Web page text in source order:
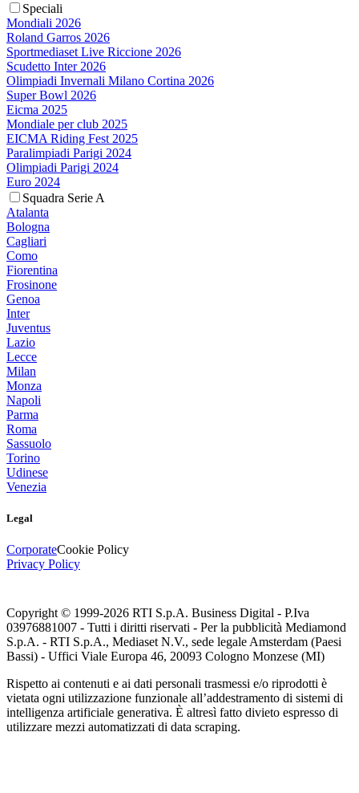
Speciali
Mondiali 2026
Roland Garros 2026
Sportmediaset Live Riccione 2026
Scudetto Inter 2026
Olimpiadi Invernali Milano Cortina 2026
Super Bowl 2026
Eicma 2025
Mondiale per club 2025
EICMA Riding Fest 2025
Paralimpiadi Parigi 2024
Olimpiadi Parigi 2024
Euro 2024
Squadra Serie A
Atalanta
Bologna
Cagliari
Como
Fiorentina
Frosinone
Genoa
Inter
Juventus
Lazio
Lecce
Milan
Monza
Napoli
Parma
Roma
Sassuolo
Torino
Udinese
Venezia
Legal
CorporateCookie Policy
Privacy Policy
Copyright © 1999-2026 RTI S.p.A. Business Digital - P.Iva
03976881007 - Tutti i diritti riservati - Per la pubblicità Mediamond
S.p.A. - RTI S.p.A., Mediaset N.V., sede legale Amsterdam (Paesi
Bassi) - Uffici Viale Europa 46, 20093 Cologno Monzese (MI)
Rispetto ai contenuti e ai dati personali trasmessi e/o riprodotti è
vietata ogni utilizzazione funzionale all’addestramento di sistemi di
intelligenza artificiale generativa. È altresì fatto divieto espresso di
utilizzare mezzi automatizzati di data scraping.